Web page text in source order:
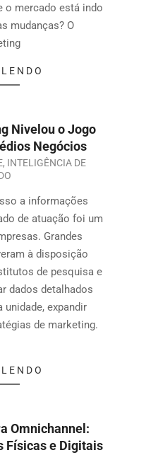
o mercado está indo
mudanças? O
Nivelou o Jogo
Negócios
, INTELIGÊNCIA DE
a informações
de atuação foi um
Grandes
à disposição
de pesquisa e
dados detalhados
unidade, expandir
de marketing.
Omnichannel:
Físicas e Digitais